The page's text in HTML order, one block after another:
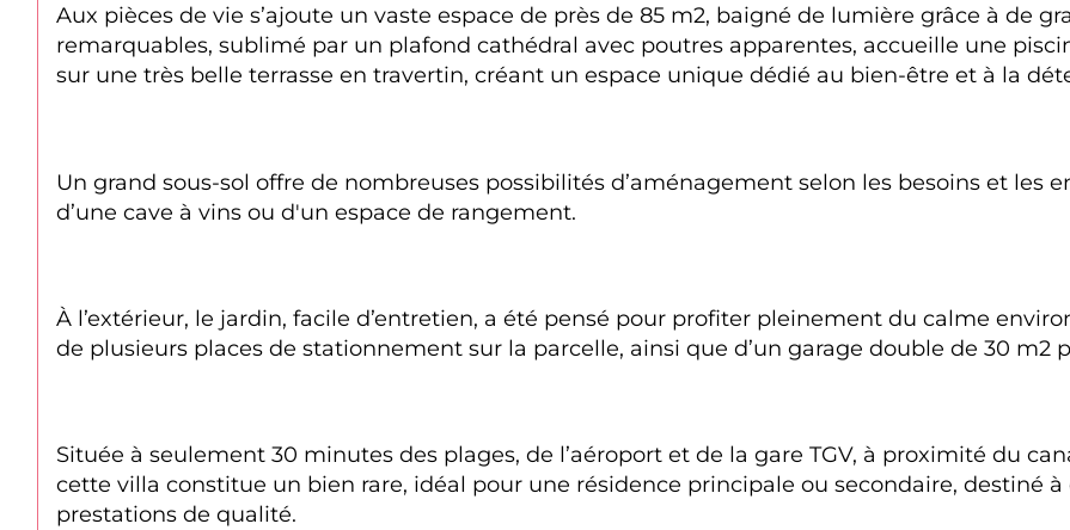
Aux pièces de vie s’ajoute un vaste espace de près de 85 m2, baigné de lumière grâce à de
remarquables, sublimé par un plafond cathédral avec poutres apparentes, accueille une
sur une très belle terrasse en travertin, créant un espace unique dédié au bien-être et à la
Un grand sous-sol offre de nombreuses possibilités d’aménagement selon les besoins et les
d’une cave à vins ou d'un espace de rangement.
À l’extérieur, le jardin, facile d’entretien, a été pensé pour profiter pleinement du calme
de plusieurs places de stationnement sur la parcelle, ainsi que d’un garage double de 30 m2
Située à seulement 30 minutes des plages, de l’aéroport et de la gare TGV, à proximité du
cette villa constitue un bien rare, idéal pour une résidence principale ou secondaire, destiné
prestations de qualité.